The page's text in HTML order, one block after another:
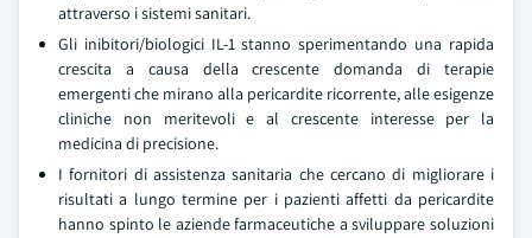
attraverso i sistemi sanitari.
Gli inibitori/biologici IL-1 stanno sperimentando una rapida
crescita a causa della crescente domanda di terapie
emergenti che mirano alla pericardite ricorrente, alle esigenze
cliniche non meritevoli e al crescente interesse per la
medicina di precisione.
I fornitori di assistenza sanitaria che cercano di migliorare i
risultati a lungo termine per i pazienti affetti da pericardite
hanno spinto le aziende farmaceutiche a sviluppare soluzioni